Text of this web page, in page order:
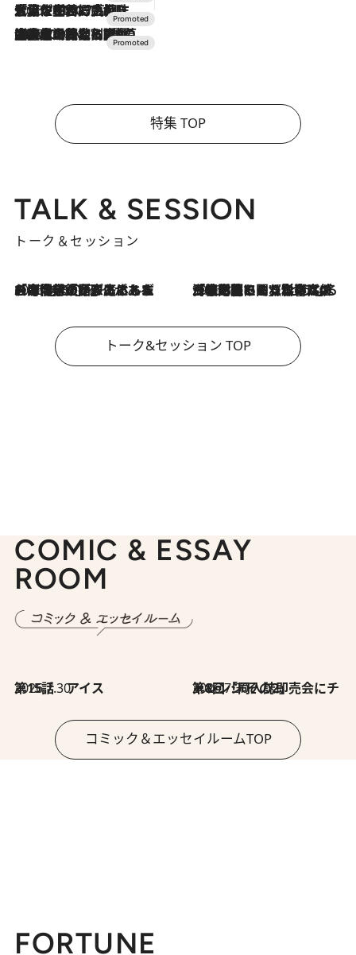
2026.7.17
「土佐和ハーブかき氷」がOMO7高知に登場！生姜、山椒、大葉など目にも舌にも涼を呼ぶ郷土の味
2026.7.10
NEW OPEN！【界 草津】名湯の地に誕生。趣の異なる2種の温泉と上州ならではの会席・蕎麦割烹など美食を味わう究極の癒やし旅
特集 TOP
TALK & SESSION
トーク＆セッション
2026.8.3
「今後値上げがあるとすれば…」「リスクがあるのは今年の冬」エネルギー専門家が語る、ホルムズ海峡封鎖が家庭にもたらす“ある心配” 2026.8.3
「住宅建てられない…」「サーチャージ料の高値が続いている」ホルムズ海峡封鎖による影響はいつまで続く？《エネルギー専門家に聞く“どうなる日本の暮らし”》
トーク&セッション TOP
COMIC & ESSAY
ROOM
2026.7.30
第15話 アイス 2026.7.30
第8回「同人誌即売会にチャレンジ その2」
コミック＆エッセイルームTOP
FORTUNE